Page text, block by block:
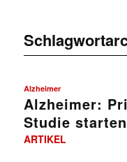
Alzheimer
Alzheimer:
Studie starten
ARTIKEL